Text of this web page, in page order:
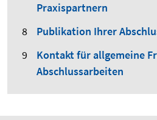
Praxispartnern
Publikation Ihrer
Kontakt für allgemeine
Abschlussarbeiten